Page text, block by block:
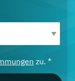
zu. *